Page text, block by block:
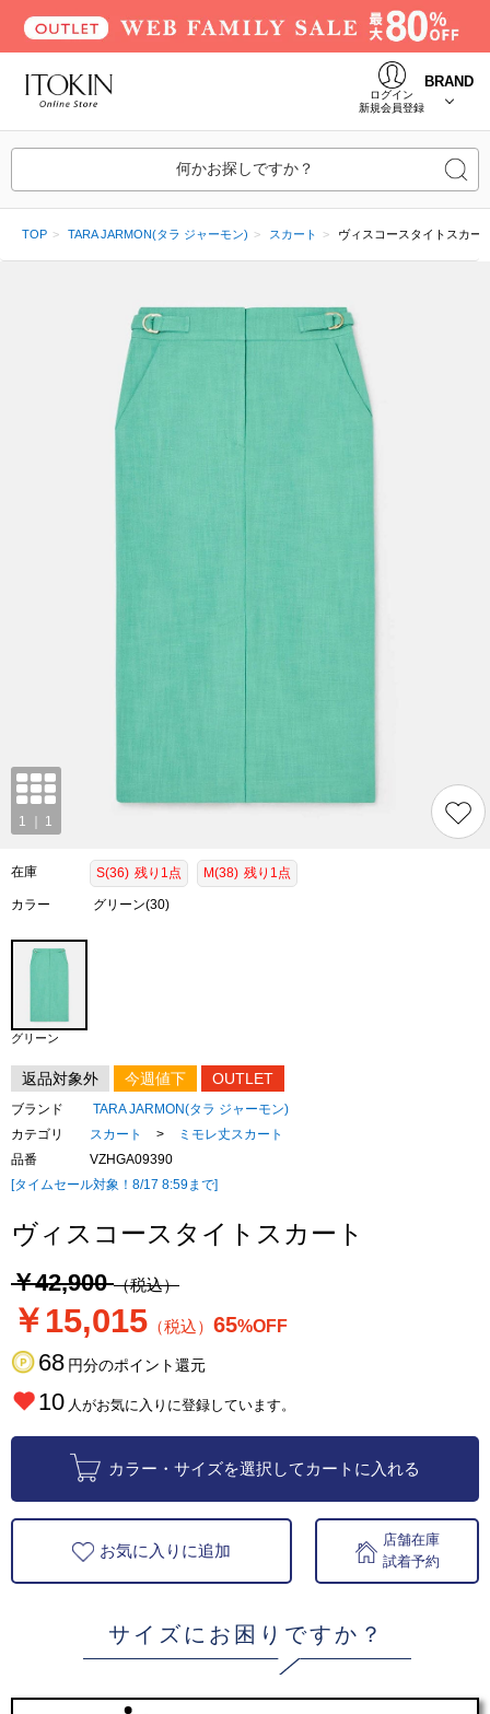
ログイン
新規会員登録
BRAND
何かお探しですか？
TOP TARA JARMON(タラ ジャーモン) スカート ヴィスコースタイトスカー
在庫 S(36) 残り1点 M(38) 残り1点
カラー グリーン(30)
グリーン
返品対象外 今週値下 OUTLET
ブランド
TARA JARMON(タラ ジャーモン)
カテゴリ
スカート >
ミモレ丈スカート
品番
VZHGA09390
[タイムセール対象！8/17 8:59まで]
ヴィスコースタイトスカート
￥42,900（税込）
￥15,015 （税込） 65%OFF
68 円分のポイント還元
10 人がお気に入りに登録しています。
カラー・サイズを選択してカートに入れる
お気に入りに追加
店舗在庫
試着予約
サイズにお困りですか？